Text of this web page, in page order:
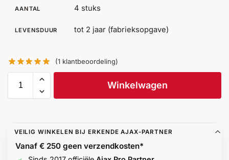
service
AANTAL 4 stuks
LEVENSDUUR tot 2 jaar (fabrieksopgave)
(1 klantbeoordeling)
Winkelwagen
VEILIG WINKELEN BIJ ERKENDE AJAX-PARTNER
Vanaf € 250 geenverzendkosten*